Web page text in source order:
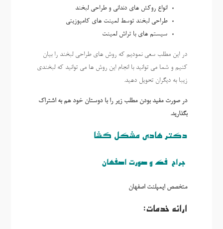
انواع روکش های دندانی و طراحی لبخند
طراحی لبخند توسط لمينت های کامپوزيتی
سيستم های با تراش لمينت
در این مطلب سعی نمودیم که روش های طراحی لبخند را بیان
کنیم و شما می توانید با انجام این روش ها می توانید که لبخندی
زیبا به دیگران تحویل دهید.
در صورت مفید بودن مطلب زیر را با دوستان خود هم به اشتراک
بگذارید.
دکتر هادی مشکل گشا
جراح فک و صورت اصفهان
متخصص ایمپلنت اصفهان
ارائه خدمات: